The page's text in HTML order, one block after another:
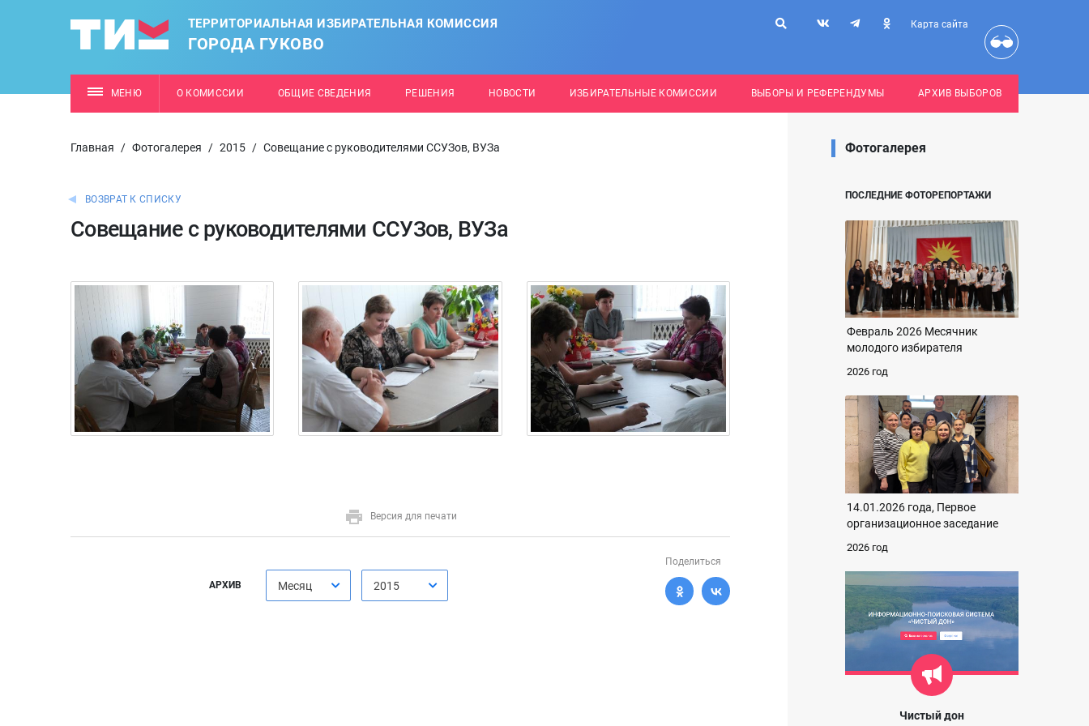
ТЕРРИТОРИАЛЬНАЯ ИЗБИРАТЕЛЬНАЯ КОМИССИЯ
ГОРОДА ГУКОВО
Карта сайта
МЕНЮ О КОМИССИИ ОБЩИЕ СВЕДЕНИЯ РЕШЕНИЯ НОВОСТИ ИЗБИРАТЕЛЬНЫЕ КОМИССИИ ВЫБОРЫ И РЕФЕРЕНДУМЫ АРХИВ ВЫБОРОВ
Главная / Фотогалерея / 2015 / Совещание с руководителями ССУЗов, ВУЗа
ВОЗВРАТ К СПИСКУ
Совещание с руководителями ССУЗов, ВУЗа
Версия для печати
АРХИВ Месяц 2015
Поделиться
Фотогалерея
ПОСЛЕДНИЕ ФОТОРЕПОРТАЖИ
Февраль 2026 Месячник
молодого избирателя
2026 год
14.01.2026 года, Первое
организационное заседание
2026 год
Чистый дон